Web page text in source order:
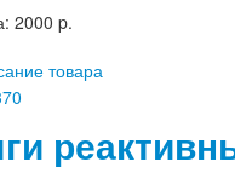
2000 p.
товара